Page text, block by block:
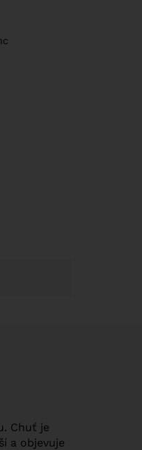
Chuť je
a objevuje